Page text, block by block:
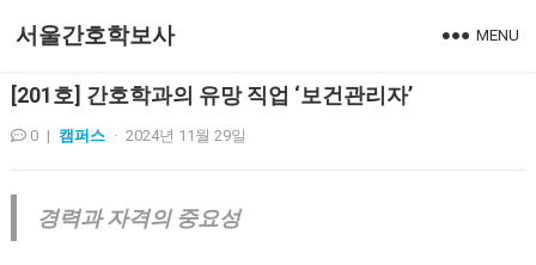
서울간호학보사 MENU
[201호] 간호학과의 유망 직업 ‘보건관리자’
0 | 캠퍼스 · 2024년 11월 29일
경력과 자격의 중요성